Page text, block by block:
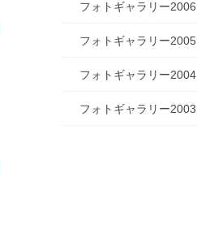
フォトギャラリー2006
フォトギャラリー2005
フォトギャラリー2004
フォトギャラリー2003